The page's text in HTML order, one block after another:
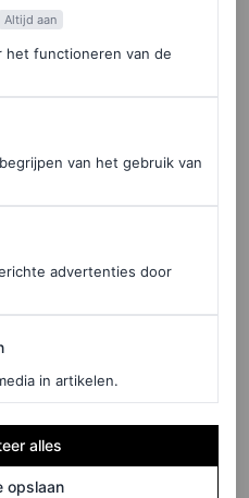
Altijd aan
het functioneren van de
van het gebruik van
advertenties door
in artikelen.
alles
opslaan